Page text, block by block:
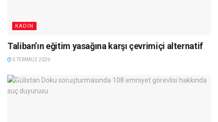
KADIN
Taliban’ın eğitim yasağına karşı çevrimiçi alternatif
5 TEMMUZ 2026